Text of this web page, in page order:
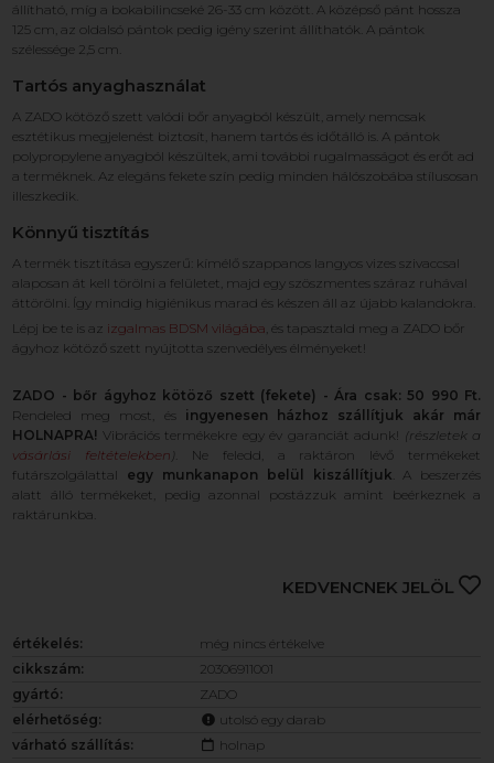
állítható, míg a bokabilincseké 26-33 cm között. A középső pánt hossza
125 cm, az oldalsó pántok pedig igény szerint állíthatók. A pántok
szélessége 2,5 cm.
Tartós anyaghasználat
A ZADO kötöző szett valódi bőr anyagból készült, amely nemcsak
esztétikus megjelenést biztosít, hanem tartós és időtálló is. A pántok
polypropylene anyagból készültek, ami további rugalmasságot és erőt ad
a terméknek. Az elegáns fekete szín pedig minden hálószobába stílusosan
illeszkedik.
Könnyű tisztítás
A termék tisztítása egyszerű: kímélő szappanos langyos vizes szivaccsal
alaposan át kell törölni a felületet, majd egy szöszmentes száraz ruhával
áttörölni. Így mindig higiénikus marad és készen áll az újabb kalandokra.
Lépj be te is az izgalmas BDSM világába, és tapasztald meg a ZADO bőr
ágyhoz kötöző szett nyújtotta szenvedélyes élményeket!
ZADO - bőr ágyhoz kötöző szett (fekete) - Ára csak: 50 990 Ft.
Rendeled meg most, és ingyenesen házhoz szállítjuk akár már
HOLNAPRA! Vibrációs termékekre egy év garanciát adunk! (részletek a
vásárlási feltételekben ) . Ne feledd, a raktáron lévő termékeket
futárszolgálattal egy munkanapon belül kiszállítjuk . A beszerzés
alatt álló termékeket, pedig azonnal postázzuk amint beérkeznek a
raktárunkba.
KEDVENCNEK JELÖL
értékelés:
még nincs értékelve
cikkszám:
20306911001
gyártó:
ZADO
elérhetőség:
utolsó egy darab
várható szállítás:
holnap